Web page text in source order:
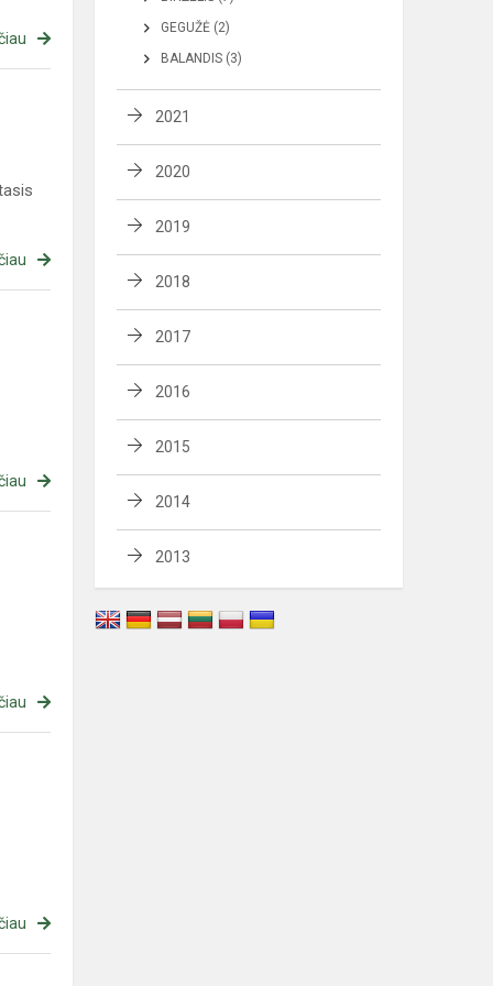
GEGUŽĖ (2)
BALANDIS (3)
2021
2020
2019
2018
2017
2016
2015
2014
2013